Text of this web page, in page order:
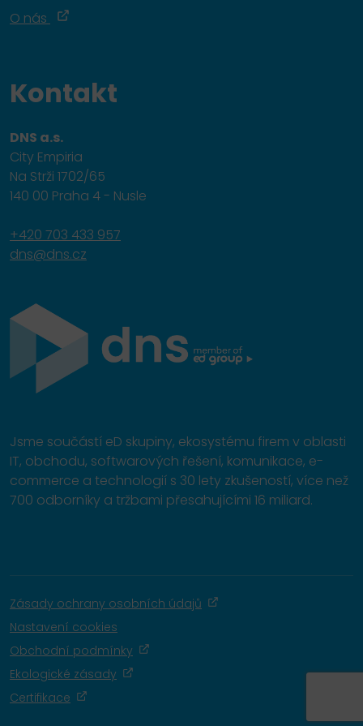
O nás
Kontakt
DNS a.s.
City Empiria
Na Strži 1702/65
140 00 Praha 4 - Nusle
+420 703 433 957
dns@dns.cz
Jsme součástí eD skupiny, ekosystému firem v oblasti
IT, obchodu, softwarových řešení, komunikace, e-
commerce a technologií s 30 lety zkušeností, více než
700 odborníky a tržbami přesahujícími 16 miliard.
Zásady ochrany osobních údajů
Nastavení cookies
Obchodní podmínky
Ekologické zásady
Certifikace